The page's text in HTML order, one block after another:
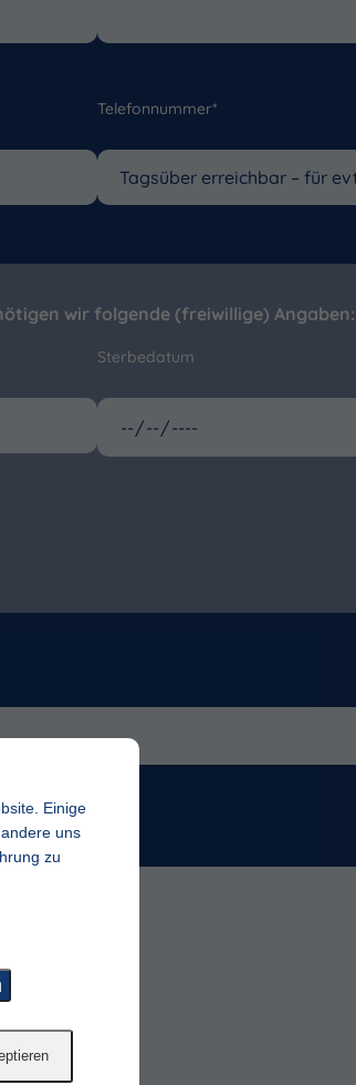
Telefonnummer*
wir folgende (freiwillige) Angaben:
Sterbedatum
Einige
uns
zu